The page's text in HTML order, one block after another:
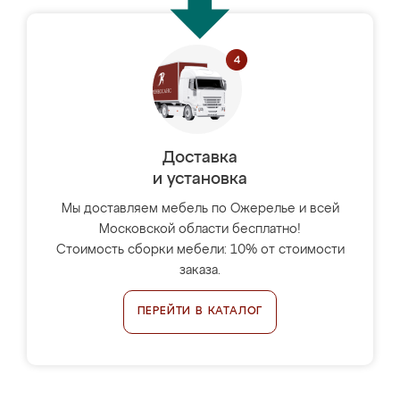
Доставка
и установка
Мы доставляем мебель по Ожерелье и всей
Московской области бесплатно!
Стоимость сборки мебели: 10% от стоимости
заказа.
ПЕРЕЙТИ В КАТАЛОГ